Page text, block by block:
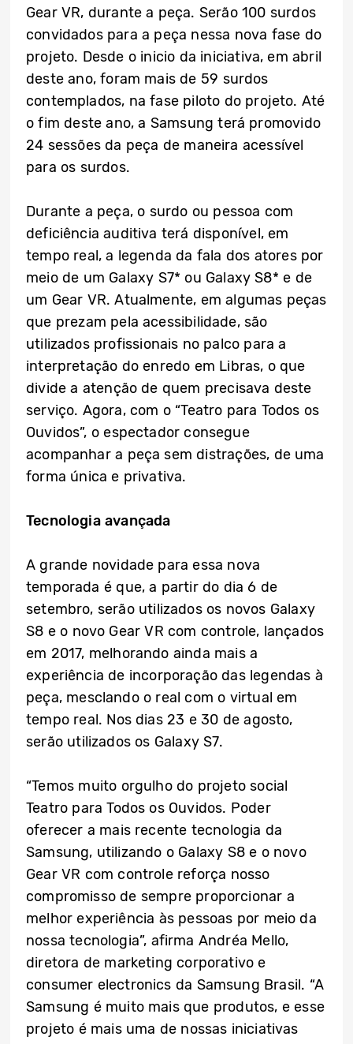
Gear VR, durante a peça. Serão 100 surdos
convidados para a peça nessa nova fase do
projeto. Desde o inicio da iniciativa, em abril
deste ano, foram mais de 59 surdos
contemplados, na fase piloto do projeto. Até
o fim deste ano, a Samsung terá promovido
24 sessões da peça de maneira acessível
para os surdos.
Durante a peça, o surdo ou pessoa com
deficiência auditiva terá disponível, em
tempo real, a legenda da fala dos atores por
meio de um Galaxy S7* ou Galaxy S8* e de
um Gear VR. Atualmente, em algumas peças
que prezam pela acessibilidade, são
utilizados profissionais no palco para a
interpretação do enredo em Libras, o que
divide a atenção de quem precisava deste
serviço. Agora, com o “Teatro para Todos os
Ouvidos”, o espectador consegue
acompanhar a peça sem distrações, de uma
forma única e privativa.
Tecnologia avançada
A grande novidade para essa nova
temporada é que, a partir do dia 6 de
setembro, serão utilizados os novos Galaxy
S8 e o novo Gear VR com controle, lançados
em 2017, melhorando ainda mais a
experiência de incorporação das legendas à
peça, mesclando o real com o virtual em
tempo real. Nos dias 23 e 30 de agosto,
serão utilizados os Galaxy S7.
“Temos muito orgulho do projeto social
Teatro para Todos os Ouvidos. Poder
oferecer a mais recente tecnologia da
Samsung, utilizando o Galaxy S8 e o novo
Gear VR com controle reforça nosso
compromisso de sempre proporcionar a
melhor experiência às pessoas por meio da
nossa tecnologia”, afirma Andréa Mello,
diretora de marketing corporativo e
consumer electronics da Samsung Brasil. “A
Samsung é muito mais que produtos, e esse
projeto é mais uma de nossas iniciativas